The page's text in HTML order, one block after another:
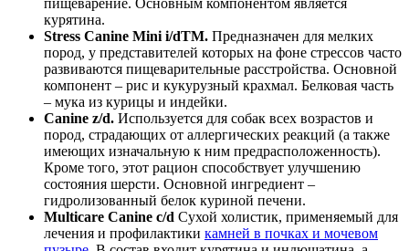
пищеварение. Основным компонентом является
курятина.
Stress Canine Mini i/dTM. Предназначен для мелких
пород, у представителей которых на фоне стрессов часто
развиваются пищеварительные расстройства. Основной
компонент – рис и кукурузный крахмал. Белковая часть
– мука из курицы и индейки.
Canine z/d. Используется для собак всех возрастов и
пород, страдающих от аллергических реакций (а также
имеющих изначальную к ним предрасположенность).
Кроме того, этот рацион способствует улучшению
состояния шерсти. Основной ингредиент –
гидролизованный белок куриной печени.
Multicare Canine c/d Сухой холистик, применяемый для
лечения и профилактики камней в почках и мочевом